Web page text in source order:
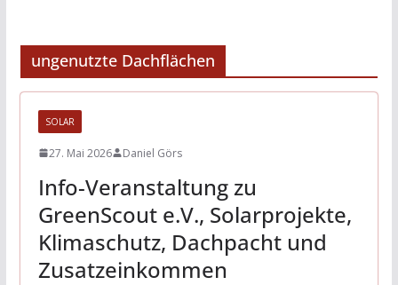
ungenutzte Dachflächen
SOLAR
27. Mai 2026 Daniel Görs
Info-Veranstaltung zu
GreenScout e.V., Solarprojekte,
Klimaschutz, Dachpacht und
Zusatzeinkommen